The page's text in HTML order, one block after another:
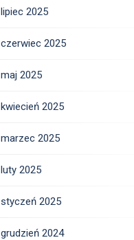
lipiec 2025
czerwiec 2025
maj 2025
kwiecień 2025
marzec 2025
luty 2025
styczeń 2025
grudzień 2024